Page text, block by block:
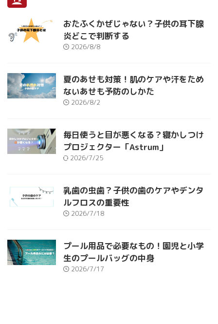
おたふくかぜじゃない？子供の耳下腺
炎どこで判断する
2026/8/8
夏のあせも対策！肌のケアや汗をため
ないあせも予防のしかた
2026/8/2
毎日使うと目が悪くなる？寝かしつけ
プロジェクター「Astrum」
2026/7/25
乳歯の虫歯？子供の歯のケアやデンタ
ルフロスの重要性
2026/7/18
プール用品で必要なもの！園児と小学
生のプールバッグの中身
2026/7/17